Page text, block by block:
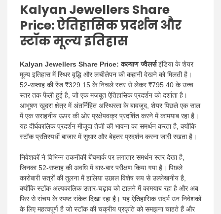
Kalyan Jewellers Share
Price: ऐतिहासिक प्रदर्शन और
स्टॉक मूल्य इतिहास
Kalyan Jewellers Share Price: कल्याण ज्वैलर्सइंडिया के शेयर
मूल्य इतिहास में स्थिर वृद्धि और लचीलेपन की कहानी देखने को मिलती है।
52-सप्ताह की रेंज ₹329.15 के निचले स्तर से लेकर ₹795.40 के उच्च
स्तर तक फैली हुई है, जो एक मजबूत ऐतिहासिक प्रदर्शन को दर्शाता है।
आभूषण खुदरा क्षेत्र में अंतर्निहित अस्थिरता के बावजूद, शेयर पिछले एक साल
में एक सराहनीय ऊपर की ओर प्रक्षेपवक्र प्रदर्शित करने में कामयाब रहा है।
यह दीर्घकालिक प्रदर्शन मौजूदा तेजी की भावना का समर्थन करता है, क्योंकि
स्टॉक प्रतिस्पर्धी बाजार में सुधार और बेहतर प्रदर्शन करना जारी रखता है।
निवेशकों ने विभिन्न तकनीकी बेंचमार्क पर लगातार समर्थन स्तर देखा है,
जिनका 52-सप्ताह की अवधि में बार-बार परीक्षण किया गया है। पिछले
कारोबारी सत्रों की तुलना में हालिया उछाल विशेष रूप से उल्लेखनीय है,
क्योंकि स्टॉक अल्पकालिक उतार-चढ़ाव को टालने में कामयाब रहा है और अब
फिर से संचय के स्पष्ट संकेत दिखा रहा है। यह ऐतिहासिक संदर्भ उन निवेशकों
के लिए महत्वपूर्ण है जो स्टॉक की चक्रीय प्रकृति को समझना चाहते हैं और